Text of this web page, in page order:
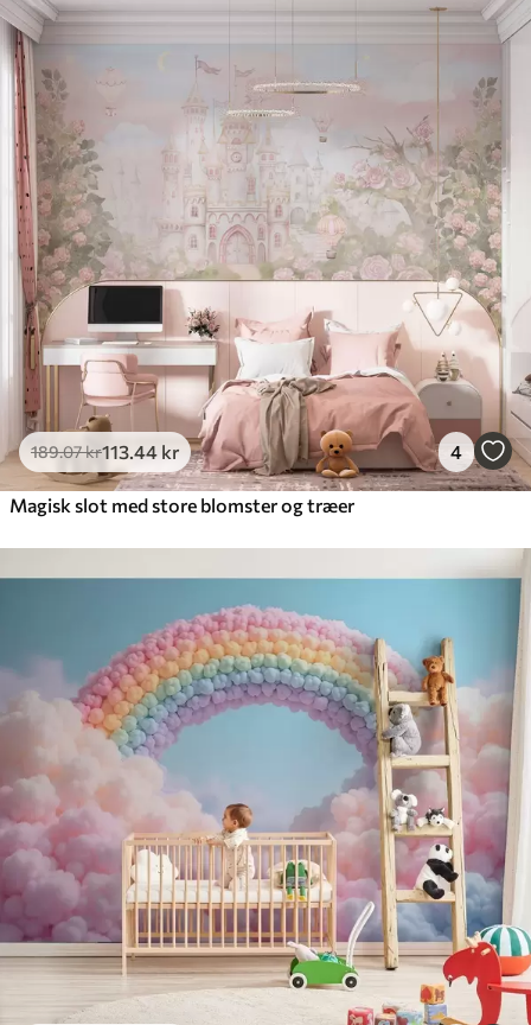
189.07kr113 .44 kr 4
Magisk slot med store blomster og træer